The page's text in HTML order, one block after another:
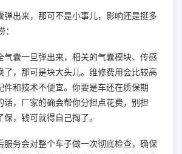
弹出来，那可不是小事儿，影响还是挺多
：
气囊一旦弹出来，相关的气囊模块、传感
了，那可是块大头儿。维修费用会比较高
件和技术不便宜。你要是车还在质保期
话，厂家的确会帮你分担点花费，别担
保，钱可就得自己掏了。
服务会对整个车子做一次彻底检查，确保